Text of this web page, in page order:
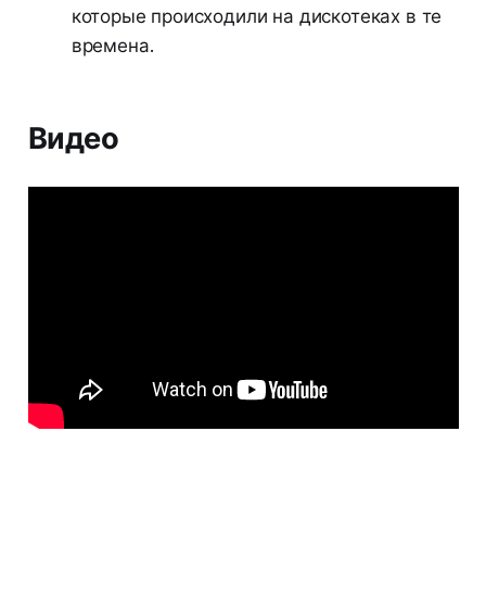
которые происходили на дискотеках в те
времена.
Видео